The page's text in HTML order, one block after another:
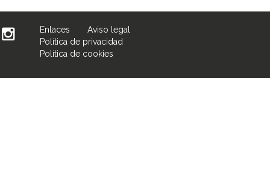
Enlaces
Aviso legal
Política de privacidad
Política de cookies